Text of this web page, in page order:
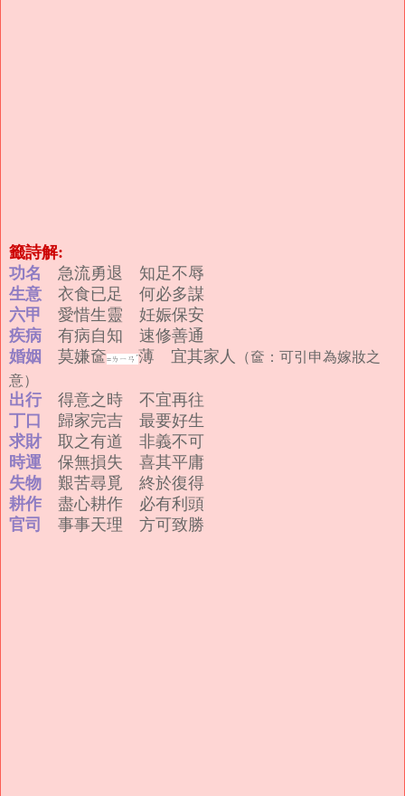
籤詩解:
功名 急流勇退 知足不辱
生意 衣食已足 何必多謀
六甲 愛惜生靈 妊娠保安
疾病 有病自知 速修善通
婚姻 莫嫌奩=ㄌㄧㄢˊ薄 宜其家人
（奩：可引申為嫁妝之
意）
出行 得意之時 不宜再往
丁口 歸家完吉 最要好生
求財取之有道 非義不可
時運 保無損失 喜其平庸
失物 艱苦尋覓 終於復得
耕作 盡心耕作 必有利頭
官司 事事天理 方可致勝